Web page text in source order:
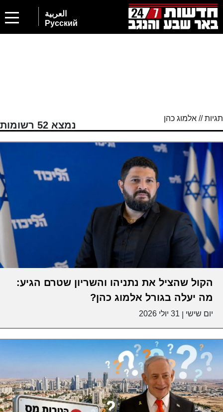
العربية
Русский
תגיות // אלמוג כהן
נמצא 52 רשומות
הקול שהציל את נתניהו והשריון שטרם הגיע:
מה יעלה בגורל אלמוג כהן?
יום שישי 31 יולי 2026